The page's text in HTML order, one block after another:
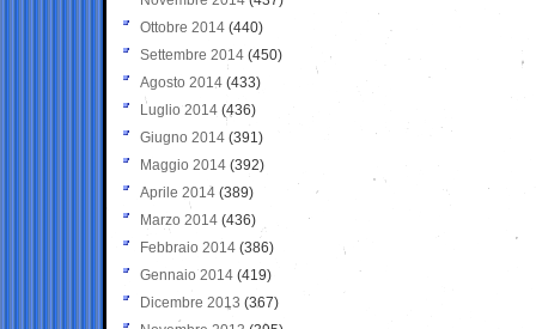
Ottobre 2014 (440)
Settembre 2014 (450)
Agosto 2014 (433)
Luglio 2014 (436)
Giugno 2014 (391)
Maggio 2014 (392)
Aprile 2014 (389)
Marzo 2014 (436)
Febbraio 2014 (386)
Gennaio 2014 (419)
Dicembre 2013 (367)